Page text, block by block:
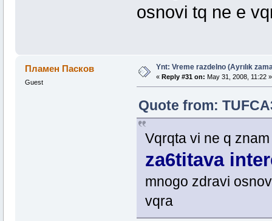
osnovi tq ne e
Пламен Пасков
Guest
Ynt: Vreme razdelno (Ayrılık
« Reply #31 on: May 31, 2008, 11:22 »
Quote from:
Vqrqta vi ne q
za6titava
mnogo zdravi
vqra